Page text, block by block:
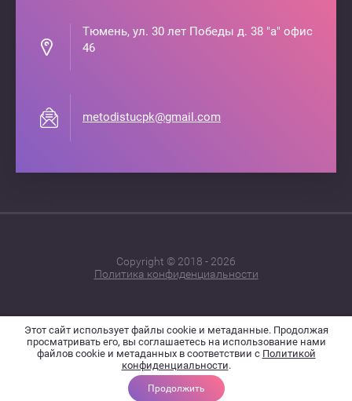
Этот сайт использует файлы cookie и метаданные. Продолжая
просматривать его, вы соглашаетесь на использование нами
файлов cookie и метаданных в соответствии с Политикой
конфиденциальности.
Продолжить
Тюмень, ул. 30 лет Победы д. 38 "а" офис
46
metodistucpk@gmail.com
Copyright © 2018 - 2026
Политика конфиденциальности
Поддержка.
Разработка
сайтов
в Megagroup.